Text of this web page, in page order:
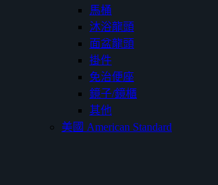
馬桶
沐浴龍頭
面盆龍頭
掛件
免治便座
鏡子/鏡櫃
其他
美國 American Standard